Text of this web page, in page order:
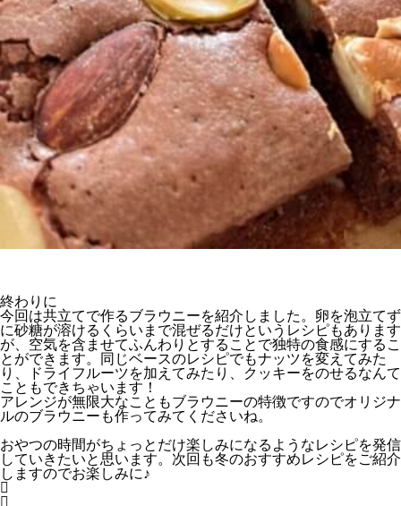
終わりに
今回は共立てで作るブラウニーを紹介しました。卵を泡立てず
に砂糖が溶けるくらいまで混ぜるだけというレシピもあります
が、空気を含ませてふんわりとすることで独特の食感にするこ
とができます。同じベースのレシピでもナッツを変えてみた
り、ドライフルーツを加えてみたり、クッキーをのせるなんて
こともできちゃいます！
アレンジが無限大なこともブラウニーの特徴ですのでオリジナ
ルのブラウニーも作ってみてくださいね。
おやつの時間がちょっとだけ楽しみになるようなレシピを発信
していきたいと思います。次回も冬のおすすめレシピをご紹介
しますのでお楽しみに♪